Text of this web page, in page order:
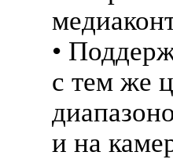
•
с тем же
и на